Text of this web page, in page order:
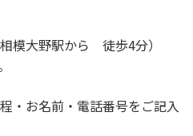
模大野駅から 徒歩4分）
・お名前・電話番号をご記入